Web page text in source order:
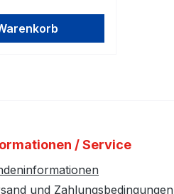
/ Service
und Zahlungsbedingungen